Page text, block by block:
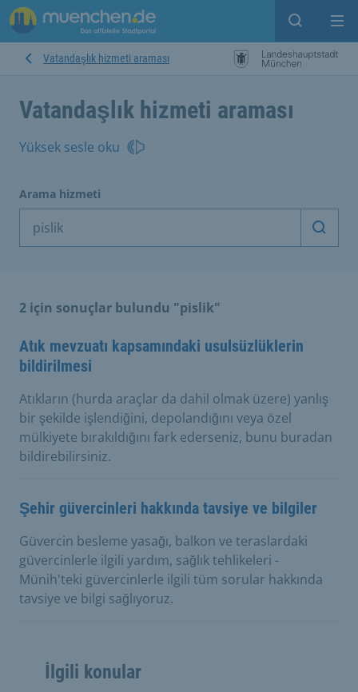
Open
Vatandaşlık hizmeti araması
Vatandaşlık hizmeti araması
Yüksek sesle oku
Arama hizmeti
2 için sonuçlar bulundu "pislik"
Atık mevzuatı kapsamındaki usulsüzlüklerin
bildirilmesi
Atıkların (hurda araçlar da dahil olmak üzere) yanlış
bir şekilde işlendiğini, depolandığını veya özel
mülkiyete bırakıldığını fark ederseniz, bunu buradan
bildirebilirsiniz.
Şehir güvercinleri hakkında tavsiye ve bilgiler
Güvercin besleme yasağı, balkon ve teraslardaki
güvercinlerle ilgili yardım, sağlık tehlikeleri -
Münih'teki güvercinlerle ilgili tüm sorular hakkında
tavsiye ve bilgi sağlıyoruz.
İlgili konular